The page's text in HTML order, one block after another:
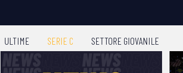
ULTIME SERIE C SETTORE GIOVANILE